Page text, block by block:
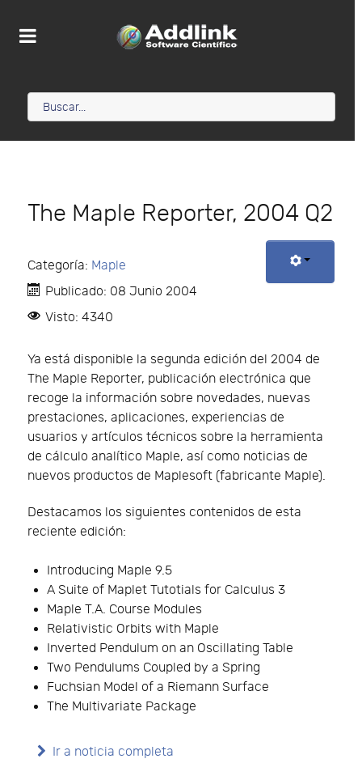
The Maple Reporter, 2004 Q2
Categoría: Maple
Publicado: 08 Junio 2004
Visto: 4340
Ya está disponible la segunda edición del 2004 de
The Maple Reporter, publicación electrónica que
recoge la información sobre novedades, nuevas
prestaciones, aplicaciones, experiencias de
usuarios y artículos técnicos sobre la herramienta
de cálculo analítico Maple, así como noticias de
nuevos productos de Maplesoft (fabricante Maple).
Destacamos los siguientes contenidos de esta
reciente edición:
Introducing Maple 9.5
A Suite of Maplet Tutotials for Calculus 3
Maple T.A. Course Modules
Relativistic Orbits with Maple
Inverted Pendulum on an Oscillating Table
Two Pendulums Coupled by a Spring
Fuchsian Model of a Riemann Surface
The Multivariate Package
Ir a noticia completa